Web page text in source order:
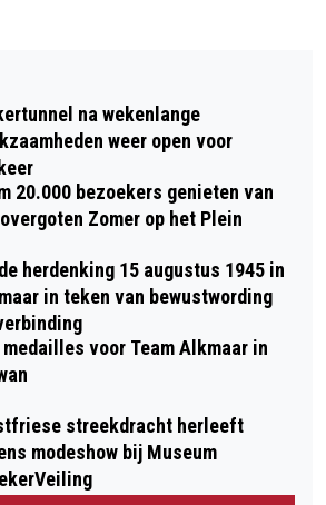
POLITIEKE
IN DEBAT IN
VEST
ZELF IN ACTIE
na wekenlange
weer open voor
20.000 bezoekers genieten van
Zomer op het Plein
herdenking 15 augustus 1945 in
in teken van bewustwording
voor Team Alkmaar in
streekdracht herleeft
modeshow bij Museum